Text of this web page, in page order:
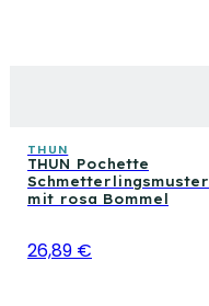
THUN
THUN Pochette
Schmetterlingsmuster
mit rosa Bommel
26,89 €